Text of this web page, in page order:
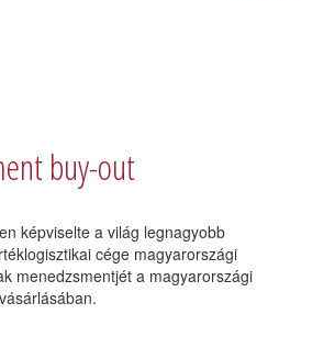
buy-out
képviselte a világ legnagyobb
cége magyarországi
menedzsmentjét a magyarországi